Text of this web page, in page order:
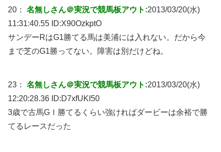
20： 名無しさん＠実況で競馬板アウト:2013/03/20(水)
11:31:40.55 ID:X90OzkptO
サンデーRはG1勝てる馬は美浦には入れない。だから今
まで芝のG1勝ってない。障害は別だけどね。
23： 名無しさん＠実況で競馬板アウト:2013/03/20(水)
12:20:28.36 ID:D7xfUKI50
3歳で古馬GⅠ勝てるくらい強ければダービーは余裕で勝
てるレースだった